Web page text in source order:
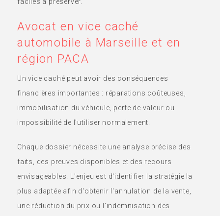
Avocat en vice caché
automobile à Marseille et en
région PACA
Un vice caché peut avoir des conséquences
financières importantes : réparations coûteuses,
immobilisation du véhicule, perte de valeur ou
impossibilité de l'utiliser normalement.
Chaque dossier nécessite une analyse précise des
faits, des preuves disponibles et des recours
envisageables. L'enjeu est d'identifier la stratégie la
plus adaptée afin d'obtenir l'annulation de la vente,
une réduction du prix ou l'indemnisation des